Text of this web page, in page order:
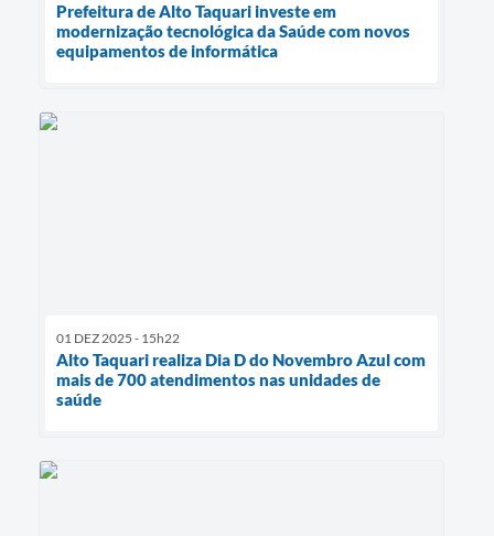
Prefeitura de Alto Taquari investe em
modernização tecnológica da Saúde com novos
equipamentos de informática
01 DEZ 2025 - 15h22
Alto Taquari realiza Dia D do Novembro Azul com
mais de 700 atendimentos nas unidades de
saúde